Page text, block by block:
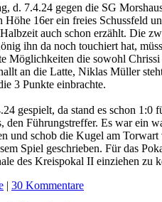
d. 7.4.24 gegen die SG
16er ein freies Schussfeld
auch schon erzählt. Die
ihn da noch touchiert hat,
Möglichkeiten die sowohl
an die Latte, Niklas Müller
3 Punkte einbrachte.
gespielt, da stand es schon
Führungstreffer. Es war ein
und schob die Kugel am
Spiel geschrieben. Für das
des Kreispokal II einziehen zu
| 30 Kommentare